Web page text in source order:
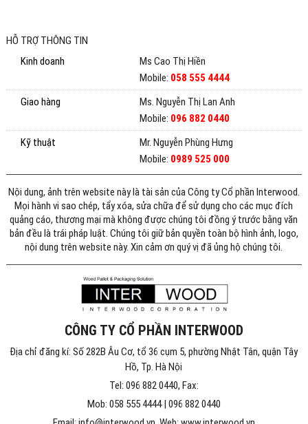
HỖ TRỢ THÔNG TIN
Kinh doanh
Ms Cao Thị Hiền
Mobile: 058 555 4444
Giao hàng
Ms. Nguyễn Thị Lan Anh
Mobile: 096 882 0440
Kỹ thuật
Mr. Nguyễn Phùng Hưng
Mobile: 0989 525 000
Nội dung, ảnh trên website này là tài sản của Công ty Cổ phần Interwood.
Mọi hành vi sao chép, tẩy xóa, sửa chữa để sử dụng cho các mục đích
quảng cáo, thương mại mà không được chúng tôi đồng ý trước bằng văn
bản đều là trái pháp luật. Chúng tôi giữ bản quyền toàn bộ hình ảnh, logo,
nội dung trên website này. Xin cảm ơn quý vị đã ủng hộ chúng tôi.
CÔNG TY CỔ PHẦN INTERWOOD
Địa chỉ đăng kí: Số 282B Âu Cơ, tổ 36 cụm 5, phường Nhật Tân, quận Tây
Hồ, Tp. Hà Nội
Tel: 096 882 0440, Fax:
Mob: 058 555 4444 | 096 882 0440